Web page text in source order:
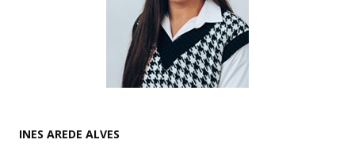
INES AREDE ALVES